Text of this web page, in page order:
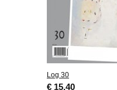
Log 30
€ 15,40